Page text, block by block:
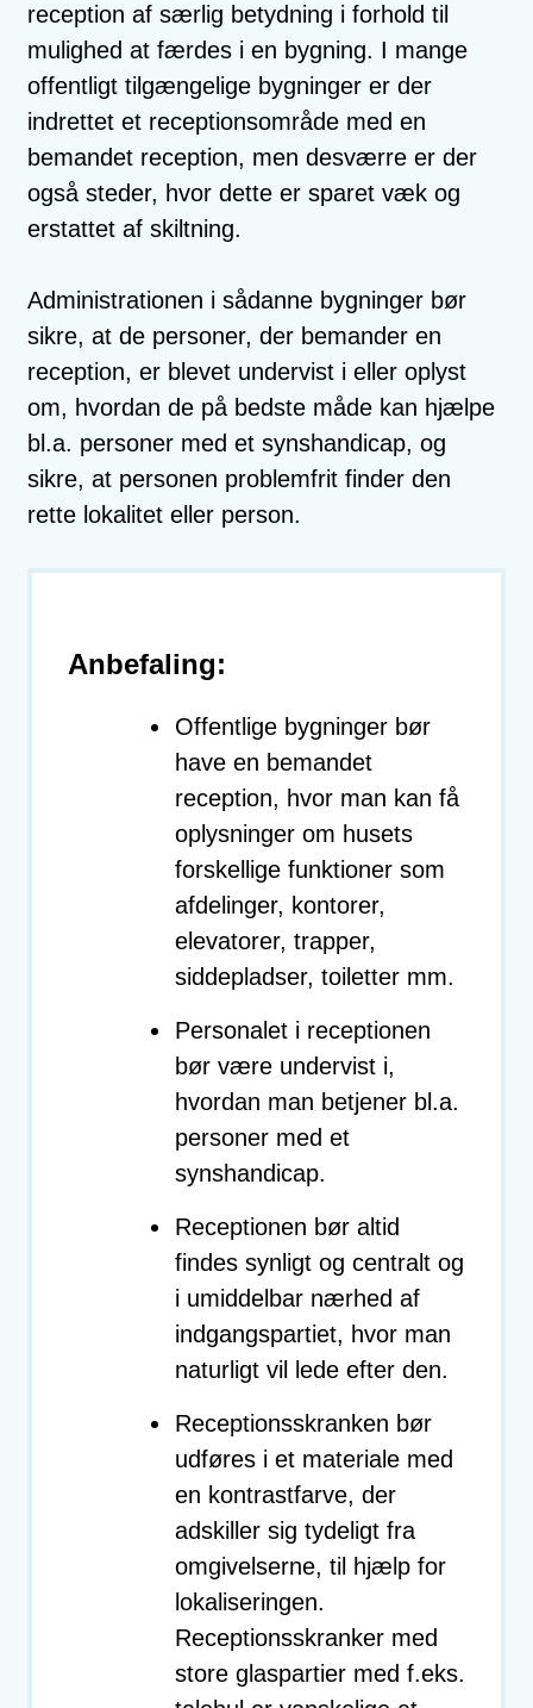
reception af særlig betydning i forhold til
mulighed at færdes i en bygning. I mange
offentligt tilgængelige bygninger er der
indrettet et receptionsområde med en
bemandet reception, men desværre er der
også steder, hvor dette er sparet væk og
erstattet af skiltning.
Administrationen i sådanne bygninger bør
sikre, at de personer, der bemander en
reception, er blevet undervist i eller oplyst
om, hvordan de på bedste måde kan hjælpe
bl.a. personer med et synshandicap, og
sikre, at personen problemfrit finder den
rette lokalitet eller person.
Anbefaling:
Offentlige bygninger bør
have en bemandet
reception, hvor man kan få
oplysninger om husets
forskellige funktioner som
afdelinger, kontorer,
elevatorer, trapper,
siddepladser, toiletter mm.
Personalet i receptionen
bør være undervist i,
hvordan man betjener bl.a.
personer med et
synshandicap.
Receptionen bør altid
findes synligt og centralt og
i umiddelbar nærhed af
indgangspartiet, hvor man
naturligt vil lede efter den.
Receptionsskranken bør
udføres i et materiale med
en kontrastfarve, der
adskiller sig tydeligt fra
omgivelserne, til hjælp for
lokaliseringen.
Receptionsskranker med
store glaspartier med f.eks.